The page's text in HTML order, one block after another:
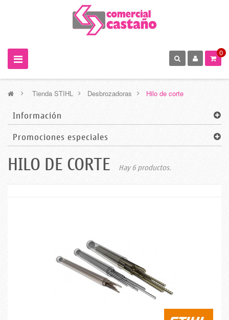
0
> Tienda STIHL > Desbrozadoras > Hilo de corte
Información
Promociones especiales
HILO DE CORTE Hay 6 productos.